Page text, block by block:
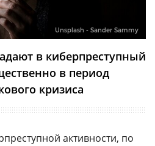
Unsplash - Sander Sammy
в киберпреступный
в период
кризиса
активности, по